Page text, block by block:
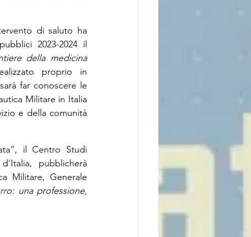
di saluto ha
2023-2024 il
della medicina
proprio in
far conoscere le
Militare in Italia
e della comunità
il Centro Studi
pubblicherà
Militare, Generale
una professione,